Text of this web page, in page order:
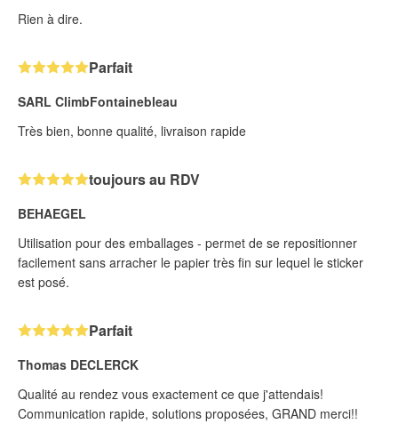
Rien à dire.
Parfait
SARL ClimbFontainebleau
Très bien, bonne qualité, livraison rapide
toujours au RDV
BEHAEGEL
Utilisation pour des emballages - permet de se repositionner
facilement sans arracher le papier très fin sur lequel le sticker
est posé.
Parfait
Thomas DECLERCK
Qualité au rendez vous exactement ce que j'attendais!
Communication rapide, solutions proposées, GRAND merci!!